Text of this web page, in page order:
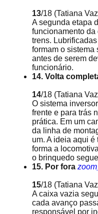
13/18 (Tatiana
A segunda etapa
funcionamento
trens.
formam o sistema
antes de serem
funcionário.
14. Volta
14/18 (Tatiana
O sistema
frente e para trás
prática. Em um
da linha de
um. A ideia aqui
forma a
o brinquedo
15. Por fora
15/18 (Tatiana
A caixa vazia
cada avanço
responsável por